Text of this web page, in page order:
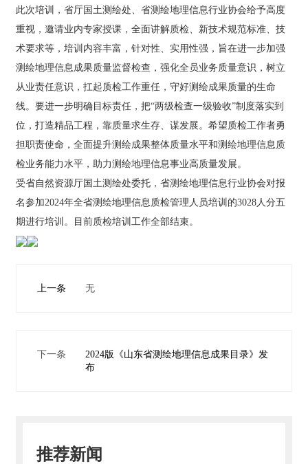
此次培训，省厅国土测绘处、省测绘地理信息行业协会给予高度
重视，邀请业内专家授课，全面讲解质检、新技术规范标准、技
术要求等，培训内容丰富，针对性、实用性强，旨在进一步加强
测绘地理信息成果质量监督检查，强化全员业务质量意识，树立
从业责任意识，扛起质检工作重任，守好测绘成果质量的生命
线。要进一步明确目标责任，把“两级检查一级验收”制度落实到
位，打造精品工程，靠质量求生存、谋发展。希望质检工作者勇
担职责使命，全面提升测绘成果整体质量水平和测绘地理信息质
检业务能力水平，助力测绘地理信息事业高质量发展。
受省自然资源厅国土测绘处委托，省测绘地理信息行业协会对报
名参加2024年全省测绘地理信息质检管理人员培训的3028人分五
期进行培训。目前质检培训工作全部结束。
上一条 无
下一条
2024版《山东省测绘地理信息成果目录》发
布
推荐新闻